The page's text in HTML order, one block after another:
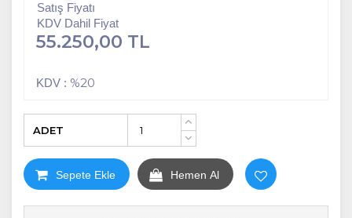
Satış Fiyatı
KDV Dahil Fiyat
55.250,00 TL
KDV : %20
+
ADET
Sepete Ekle Hemen Al